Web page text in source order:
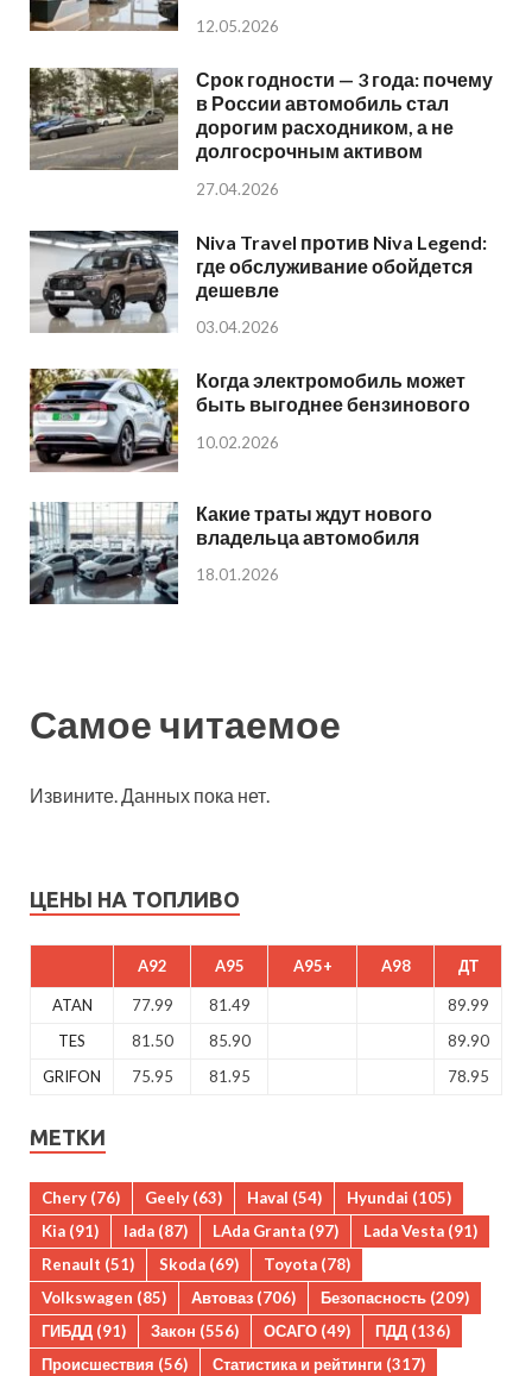
12.05.2026
Срок годности — 3 года: почему
в России автомобиль стал
дорогим расходником, а не
долгосрочным активом
27.04.2026
Niva Travel против Niva Legend:
где обслуживание обойдется
дешевле
03.04.2026
Когда электромобиль может
быть выгоднее бензинового
10.02.2026
Какие траты ждут нового
владельца автомобиля
18.01.2026
Самое читаемое
Извините. Данных пока нет.
ЦЕНЫ НА ТОПЛИВО
A92 A95 A95+ A98 ДТ
ATAN 77.99 81.49
89.99
TES
81.50 85.90
89.90
GRIFON
75.95 81.95 78.95
МЕТКИ
Chery (76) Geely (63) Haval (54) Hyundai (105)
Kia (91) lada (87) LAda Granta (97) Lada Vesta (91)
Renault (51) Skoda (69) Toyota (78)
Volkswagen (85) Автоваз (706) Безопасность (209)
ГИБДД (91) Закон (556) ОСАГО (49) ПДД (136)
Происшествия (56) Статистика и рейтинги (317)